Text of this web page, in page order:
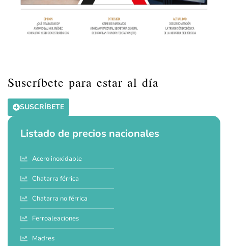
Suscríbete para estar al día
SUSCRÍBETE
Listado de precios nacionales
Acero inoxidable
Chatarra férrica
Chatarra no férrica
Ferroaleaciones
Madres